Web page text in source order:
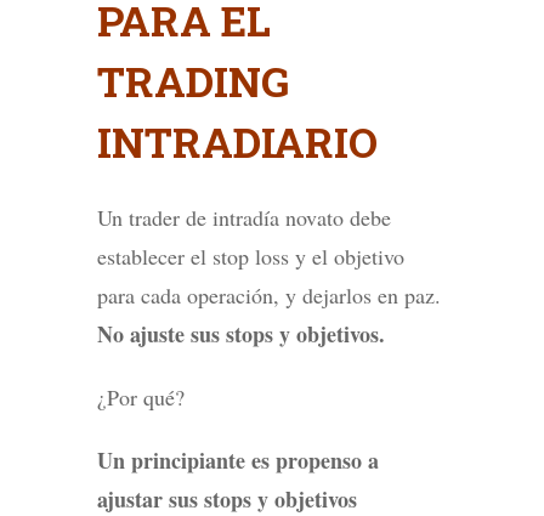
PARA EL
TRADING
INTRADIARIO
Un trader de intradía novato debe
establecer el stop loss y el objetivo
para cada operación, y dejarlos en paz.
No ajuste sus stops y objetivos.
¿Por qué?
Un principiante es propenso a
ajustar sus stops y objetivos